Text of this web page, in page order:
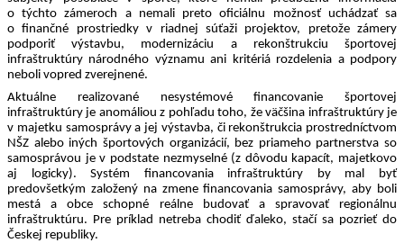
o týchto zámeroch a nemali preto oficiálnu možnosť uchádzať sa
o finančné prostriedky v riadnej súťaži projektov, pretože zámery
podporiť výstavbu, modernizáciu a rekonštrukciu športovej
infraštruktúry národného významu ani kritériá rozdelenia a podpory
neboli vopred zverejnené.
Aktuálne realizované nesystémové financovanie športovej
infraštruktúry je anomáliou z pohľadu toho, že väčšina infraštruktúry je
v majetku samosprávy a jej výstavba, či rekonštrukcia prostredníctvom
NŠZ alebo iných športových organizácií, bez priameho partnerstva so
samosprávou je v podstate nezmyselné (z dôvodu kapacít, majetkovo
aj logicky). Systém financovania infraštruktúry by mal byť
predovšetkým založený na zmene financovania samosprávy, aby boli
mestá a obce schopné reálne budovať a spravovať regionálnu
infraštruktúru. Pre príklad netreba chodiť ďaleko, stačí sa pozrieť do
Českej republiky.